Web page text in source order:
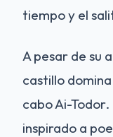
tiempo y el
A pesar de su
castillo
cabo Ai-
inspirado a